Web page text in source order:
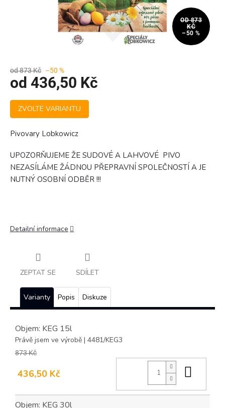
OD 873
KČ
–50 %
od 873 Kč –50 %
od 436,50 Kč
Měrná
cena:
ZVOLTE VARIANTU
Pivovary Lobkowicz
UPOZORŇUJEME ŽE SUDOVÉ A LAHVOVÉ PIVO
NEZASÍLÁME ŽÁDNOU PŘEPRAVNÍ SPOLEČNOSTÍ A JE
NUTNÝ OSOBNÍ ODBĚR !!!
Detailní informace
ZEPTAT SE SDÍLET
Varianty Popis Diskuze
Objem: KEG 15l
Právě jsem ve výrobě | 4481/KEG3
873 Kč
436,50 Kč
Objem: KEG 30l